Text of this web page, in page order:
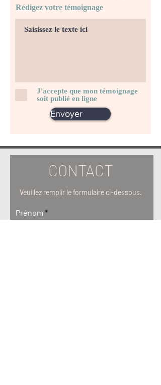
Rédigez votre témoignage
J'accepte que mon témoignage
soit publié en ligne
Envoyer
CONTACT
Veuillez remplir le formulaire ci-dessous.
Prénom